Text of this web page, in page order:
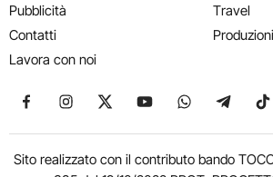
Pubblicità
Contatti
Lavora con noi
Travel
Produzioni
Seguici su Facebook
Seguici su Instagram
Seguici su X
Seguici su YouTube
Seguici su
Seguici
Sito realizzato con il contributo bando